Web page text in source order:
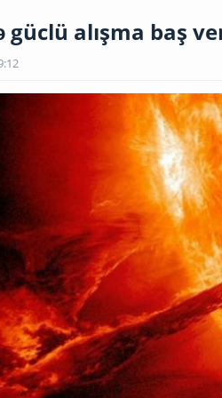
güclü alışma baş